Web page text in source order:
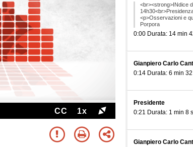
CC 1x
<br><strong>INdice
<p>Osservazioni e
Porpora
0:00 Durata: 14 min
Gianpiero Carlo
0:14 Durata: 6 min
Presidente
0:21 Durata: 1 min 8
Gianpiero Carlo